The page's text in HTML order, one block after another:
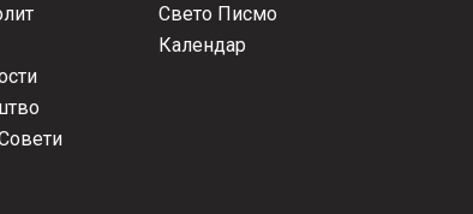
Свето Писмо
Календар